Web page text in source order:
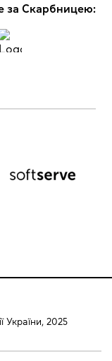
за Скарбницею:
України, 2025